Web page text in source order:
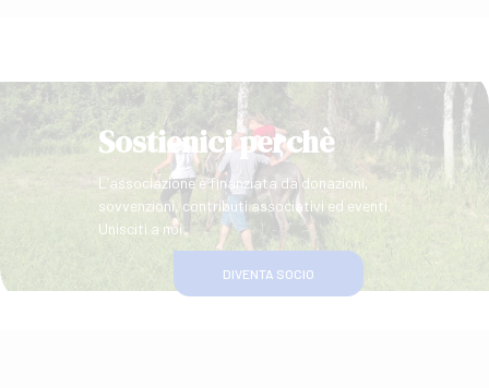
Sostienici perchè
L’associazione è finanziata da donazioni,
sovvenzioni, contributi associativi ed eventi.
Unisciti a noi
DIVENTA SOCIO